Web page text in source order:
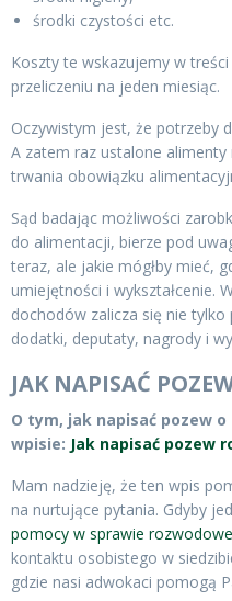
środki czystości etc.
Koszty te wskazujemy w
przeliczeniu na jeden miesiąc.
Oczywistym jest, że potrzeby
A zatem raz ustalone alimenty
trwania obowiązku
Sąd badając możliwości
do alimentacji, bierze pod
teraz, ale jakie mógłby mieć,
umiejętności i wykształcenie.
dochodów zalicza się nie
dodatki, deputaty, nagrody i
JAK NAPISAĆ
O tym, jak napisać pozew
wpisie: Jak napisać pozew
Mam nadzieję, że ten wpis
na nurtujące pytania. Gdyby
pomocy w sprawie
kontaktu osobistego w
gdzie nasi adwokaci pomogą